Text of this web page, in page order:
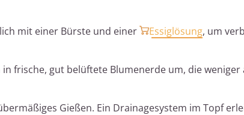
mit einer Bürste und einer Essiglösung, um
in frische, gut belüftete Blumenerde um, die
Gießen. Ein Drainagesystem im Topf